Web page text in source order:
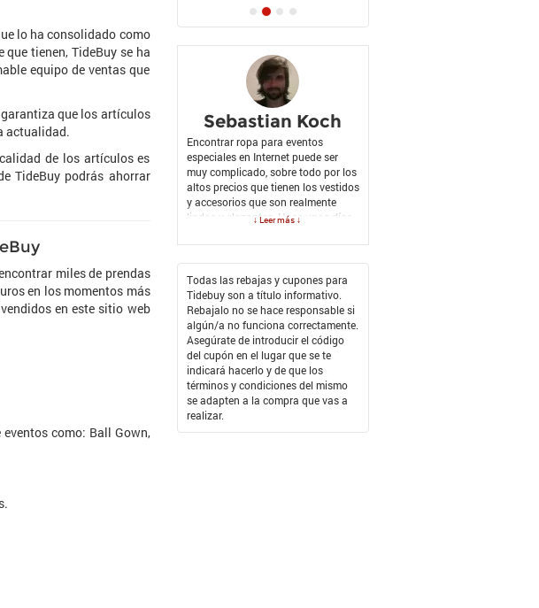
lo ha consolidado como
tienen, TideBuy se ha
equipo de ventas que
que los artículos
actualidad.
de los artículos es
TideBuy podrás ahorrar
miles de prendas
en los momentos más
en este sitio web
como: Ball Gown,
Sebastian Koch
Encontrar ropa para eventos
especiales en Internet puede ser
muy complicado, sobre todo por los
altos precios que tienen los vestidos
y accesorios que son realmente
lindos y elegantes. Hace unos días
Me anime a comprar y buscando
algún Cupón u Oferta, encontré en
Rebájalo Colombia un espectacular
Código Descuento TideBuy, con el
que puede ahorrar dinero en mi
compra.
El vestido que compre fue
simplemente hermoso. La calidad
fue excelente, el color es muy vivo y
el corte es único. Siempre que lo uso
siento que complementa mi
personalidad…. No tuve problemas
en el proceso de pago y envió. Sí
↓ Leer más ↓
Todas las rebajas y cupones para
Tidebuy son a título informativo.
Rebajalo no se hace responsable si
algún/a no funciona correctamente.
Asegúrate de introducir el código
del cupón en el lugar que se te
indicará hacerlo y de que los
términos y condiciones del mismo
se adapten a la compra que vas a
realizar.